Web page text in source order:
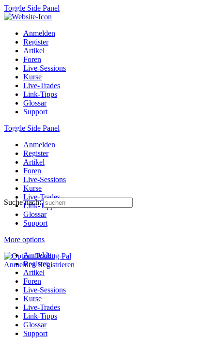
Toggle Side Panel
Anmelden
Register
Artikel
Foren
Live-Sessions
Kurse
Live-Trades
Link-Tipps
Glossar
Support
Toggle Side Panel
Anmelden
Register
Artikel
Foren
Live-Sessions
Kurse
Live-Trades
Link-Tipps
Glossar
Support
More options
Anmelden Registrieren
Suche nach:
Anmelden
Register
Artikel
Foren
Live-Sessions
Kurse
Live-Trades
Link-Tipps
Glossar
Support